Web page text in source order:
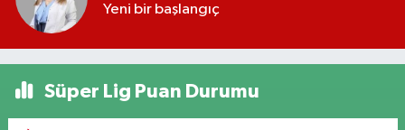
Yeni bir başlangıç
Süper Lig Puan Durumu